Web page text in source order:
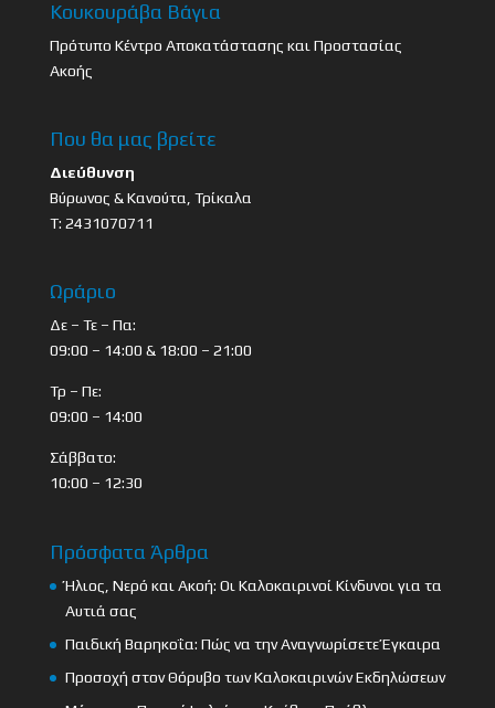
Κουκουράβα Βάγια
Πρότυπο Κέντρο Αποκατάστασης και Προστασίας
Ακοής
Που θα μας βρείτε
Διεύθυνση
Βύρωνος & Κανούτα, Τρίκαλα
Τ: 2431070711
Ωράριο
Δε – Τε – Πα:
09:00 – 14:00 & 18:00 – 21:00
Τρ – Πε:
09:00 – 14:00
Σάββατο:
10:00 – 12:30
Πρόσφατα Άρθρα
Ήλιος, Νερό και Ακοή: Οι Καλοκαιρινοί Κίνδυνοι για τα
Αυτιά σας
Παιδική Βαρηκοΐα: Πώς να την Αναγνωρίσετε Έγκαιρα
Προσοχή στον Θόρυβο των Καλοκαιρινών Εκδηλώσεων